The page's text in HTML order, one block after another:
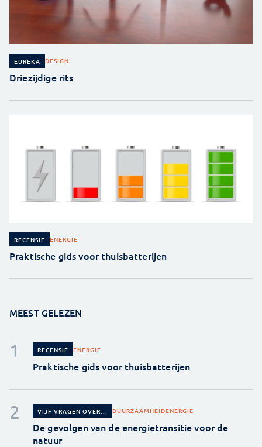
EUREKA DESIGN
Driezijdige rits
RECENSIE ENERGIE
Praktische gids voor thuisbatterijen
MEEST GELEZEN
RECENSIE ENERGIE
Praktische gids voor thuisbatterijen
VIJF VRAGEN OVER... DUURZAAMHEIDENERGIE
De gevolgen van de energietransitie voor de
natuur